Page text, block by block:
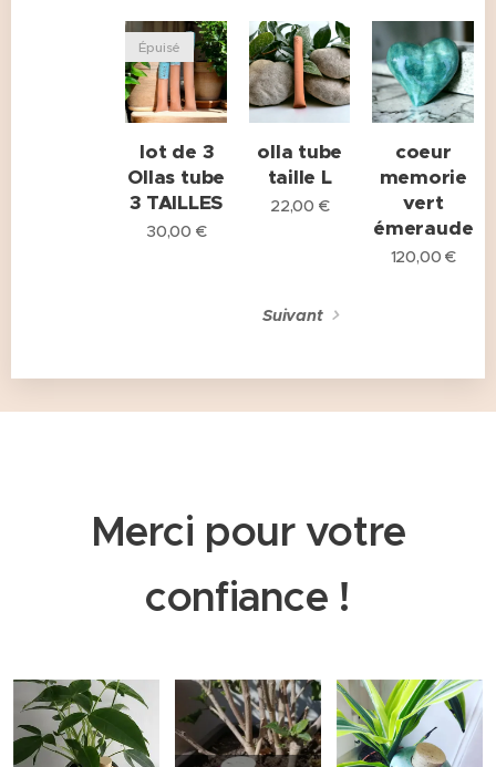
lot de 3
Ollas tube
3 TAILLES
Épuisé
30,00 €
olla tube
taille L
22,00 €
coeur
memorie
vert
émeraude
120,00 €
Suivant
Merci pour votre
confiance !